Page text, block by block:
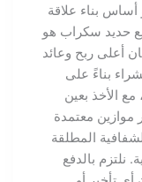
بناء علاقة
حديد سكراب هو
أعلى ربح وعائد
بناءً على
مع الأخذ بعين
موازين معتمدة
المطلقة
نلتزم بالدفع